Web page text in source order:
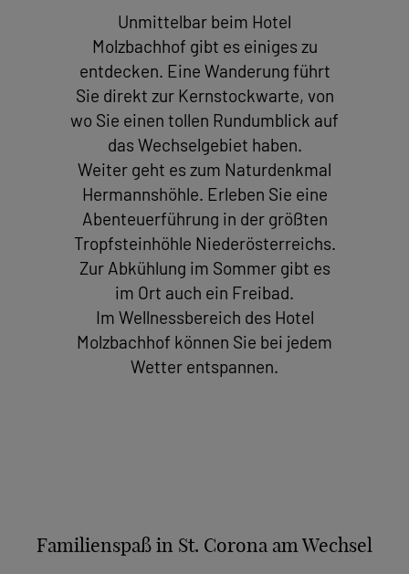
Unmittelbar beim Hotel
Molzbachhof gibt es einiges zu
entdecken. Eine Wanderung führt
Sie direkt zur Kernstockwarte, von
wo Sie einen tollen Rundumblick auf
das Wechselgebiet haben.
Weiter geht es zum Naturdenkmal
Hermannshöhle. Erleben Sie eine
Abenteuerführung in der größten
Tropfsteinhöhle Niederösterreichs.
Zur Abkühlung im Sommer gibt es
im Ort auch ein Freibad.
Im Wellnessbereich des Hotel
Molzbachhof können Sie bei jedem
Wetter entspannen.
Familienspaß in St. Corona am Wechsel